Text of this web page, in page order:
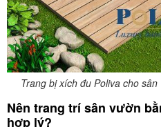
Trang bị xích đu Poliva cho
Nên trang trí sân vườn
hợp lý?